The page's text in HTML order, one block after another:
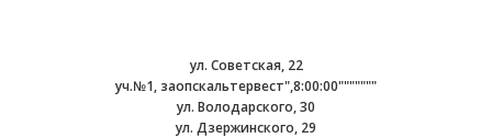
ул. Советская, 22
уч.№1, заопскальтервест",8:00:00"""""""
ул. Володарского, 30
ул. Дзержинского, 29